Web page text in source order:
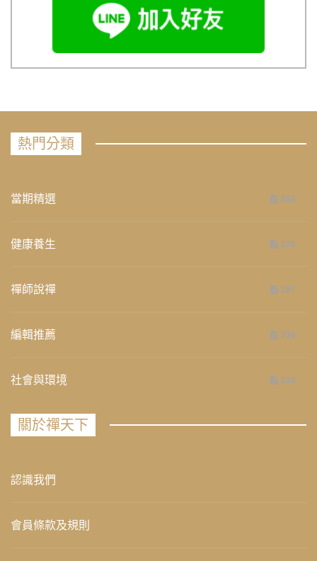
熱門分類
當期精選 658
健康養生 276
禪師說禪 267
編輯推薦 236
社會與環境 235
關於禪天下
認識我們
會員條款及規則